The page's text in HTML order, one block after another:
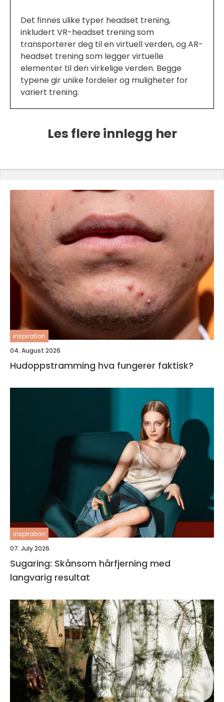
Det finnes ulike typer headset trening,
inkludert VR-headset trening som
transporterer deg til en virtuell verden, og AR-
headset trening som legger virtuelle
elementer til den virkelige verden. Begge
typene gir unike fordeler og muligheter for
variert trening.
Les flere innlegg her
inspiration
04. August 2026
Hudoppstramming hva fungerer faktisk?
inspiration
07. July 2026
Sugaring: Skånsom hårfjerning med
langvarig resultat